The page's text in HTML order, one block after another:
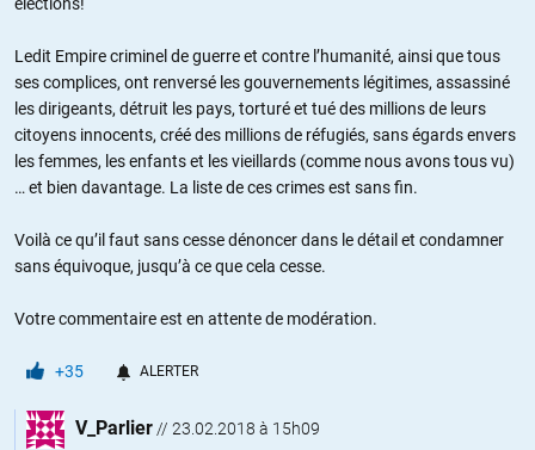
Ledit Empire criminel de guerre et contre l’humanité, ainsi que tous
ses complices, ont renversé les gouvernements légitimes, assassiné
les dirigeants, détruit les pays, torturé et tué des millions de leurs
citoyens innocents, créé des millions de réfugiés, sans égards envers
les femmes, les enfants et les vieillards (comme nous avons tous vu)
… et bien davantage. La liste de ces crimes est sans fin.
Voilà ce qu’il faut sans cesse dénoncer dans le détail et condamner
sans équivoque, jusqu’à ce que cela cesse.
Votre commentaire est en attente de modération.
+35 ALERTER
V_Parlier // 23.02.2018 à 15h09